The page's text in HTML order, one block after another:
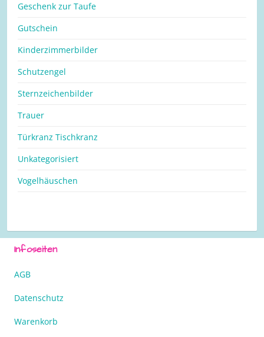
Geschenk zur Taufe
Gutschein
Kinderzimmerbilder
Schutzengel
Sternzeichenbilder
Trauer
Türkranz Tischkranz
Unkategorisiert
Vogelhäuschen
Infoseiten
AGB
Datenschutz
Warenkorb